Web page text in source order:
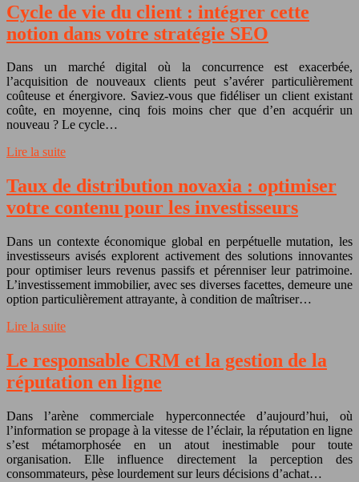
Cycle de vie du client : intégrer cette
notion dans votre stratégie SEO
Dans un marché digital où la concurrence est exacerbée,
l’acquisition de nouveaux clients peut s’avérer particulièrement
coûteuse et énergivore. Saviez-vous que fidéliser un client existant
coûte, en moyenne, cinq fois moins cher que d’en acquérir un
nouveau ? Le cycle…
Lire la suite
Taux de distribution novaxia : optimiser
votre contenu pour les investisseurs
Dans un contexte économique global en perpétuelle mutation, les
investisseurs avisés explorent activement des solutions innovantes
pour optimiser leurs revenus passifs et pérenniser leur patrimoine.
L’investissement immobilier, avec ses diverses facettes, demeure une
option particulièrement attrayante, à condition de maîtriser…
Lire la suite
Le responsable CRM et la gestion de la
réputation en ligne
Dans l’arène commerciale hyperconnectée d’aujourd’hui, où
l’information se propage à la vitesse de l’éclair, la réputation en ligne
s’est métamorphosée en un atout inestimable pour toute
organisation. Elle influence directement la perception des
consommateurs, pèse lourdement sur leurs décisions d’achat…